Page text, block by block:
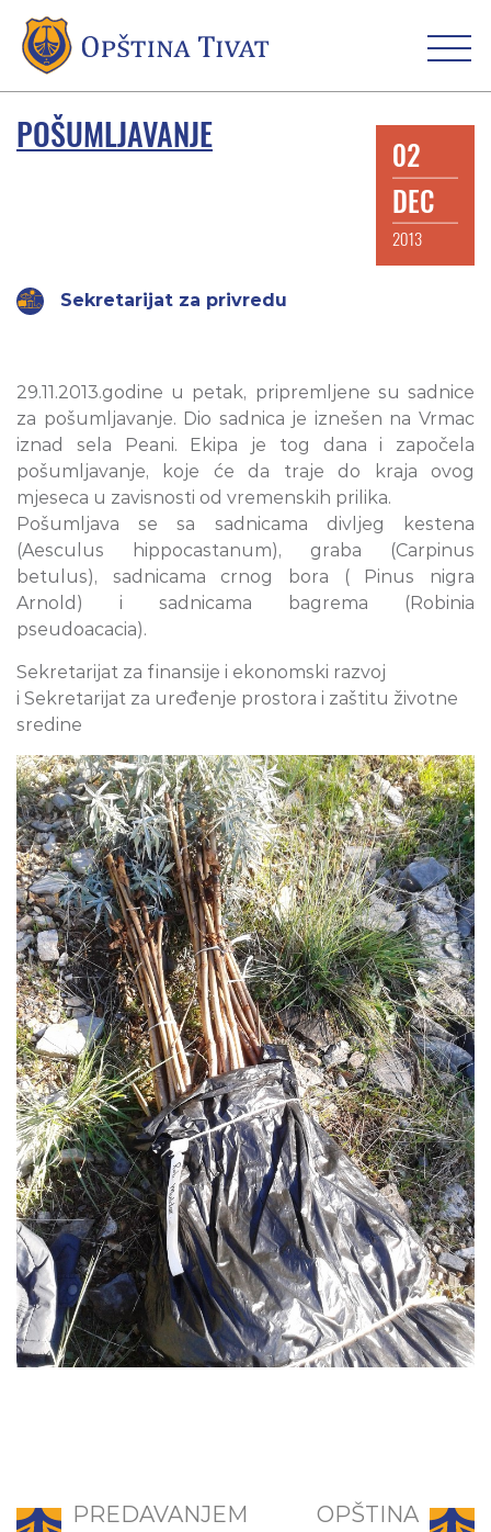
POŠUMLJAVANJE
02
DEC
2013
Sekretarijat za privredu
29.11.2013.godine u petak, pripremljene su sadnice
za pošumljavanje. Dio sadnica je iznešen na Vrmac
iznad sela Peani. Ekipa je tog dana i započela
pošumljavanje, koje će da traje do kraja ovog
mjeseca u zavisnosti od vremenskih prilika.
Pošumljava se sa sadnicama divljeg kestena
(Aesculus hippocastanum), graba (Carpinus
betulus), sadnicama crnog bora ( Pinus nigra
Arnold) i sadnicama bagrema (Robinia
pseudoacacia).
Sekretarijat za finansije i ekonomski razvoj
i Sekretarijat za uređenje prostora i zaštitu životne
sredine
PREDAVANJEM
OPŠTINA